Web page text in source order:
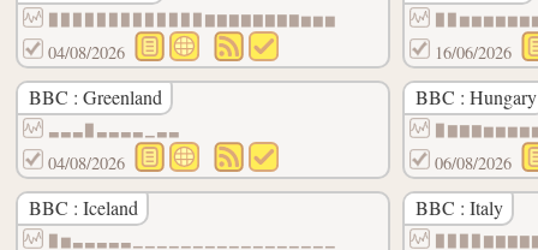
▉▉▉▉▉▉▉▉▉▉▉▉▉▇▇▇▇▇▇▇▇▆▆▆
04/08/2026 16/06/2026
BBC : Greenland
▃▃▃▉▃▃▃▃▁▃▃
04/08/2026
BBC : Hungary
06/08/2026
BBC : Iceland
▉▆▃▃▃▃▃▁▁▁▁▁▁▁▁▁▁▁▁▁▁▁▁▁
BBC : Italy